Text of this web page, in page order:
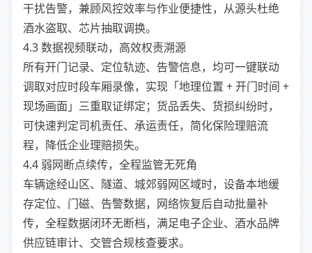
干扰告警，兼顾风控效率与作业便捷性，从源头杜绝
酒水盗取、芯片抽取调换。
4.3 数据视频联动，高效权责溯源
所有开门记录、定位轨迹、告警信息，均可一键联动
调取对应时段车厢录像，实现「地理位置 + 开门时间 +
现场画面」三重取证绑定；货品丢失、货损纠纷时，
可快速判定司机责任、承运责任，简化保险理赔流
程，降低企业理赔损失。
4.4 弱网断点续传，全程监管无死角
车辆途经山区、隧道、城郊弱网区域时，设备本地缓
存定位、门磁、告警数据，网络恢复后自动批量补
传，全程数据闭环无断档，满足电子企业、酒水品牌
供应链审计、交管合规核查要求。